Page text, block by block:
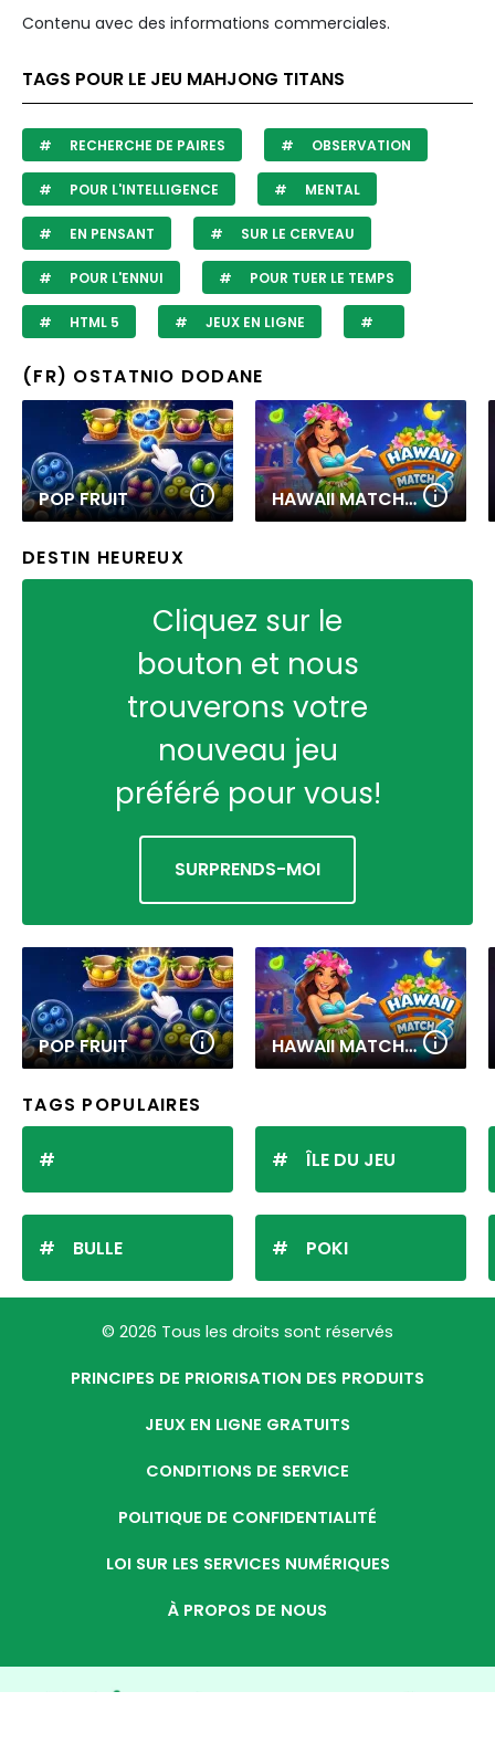
Contenu avec des informations commerciales.
TAGS POUR LE JEU MAHJONG TITANS
RECHERCHE DE PAIRES OBSERVATION
POUR L'INTELLIGENCE MENTAL
EN PENSANT SUR LE CERVEAU
POUR L'ENNUI POUR TUER LE TEMPS
HTML 5 JEUX EN LIGNE
(FR) OSTATNIO DODANE
POP FRUIT HAWAII MATCH 6
DESTIN HEUREUX
Cliquez sur le
bouton et nous
trouverons votre
nouveau jeu
préféré pour vous!
SURPRENDS-MOI
POP FRUIT HAWAII MATCH 6
TAGS POPULAIRES
BULLE
ÎLE DU JEU
POKI
© 2026 Tous les droits sont réservés
PRINCIPES DE PRIORISATION DES PRODUITS
JEUX EN LIGNE GRATUITS
CONDITIONS DE SERVICE
POLITIQUE DE CONFIDENTIALITÉ
LOI SUR LES SERVICES NUMÉRIQUES
À PROPOS DE NOUS